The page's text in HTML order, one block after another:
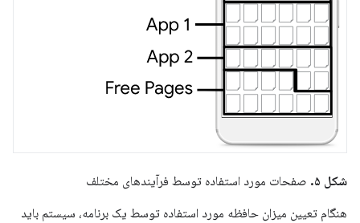
شکل ۵.
صفحات مورد استفاده توسط فرآیندهای مختلف
هنگام تعیین میزان حافظه مورد استفاده توسط یک برنامه، سیستم باید